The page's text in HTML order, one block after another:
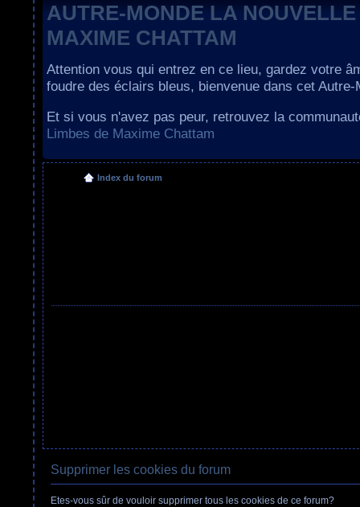
AUTRE-MONDE LA
MAXIME CHATTAM
Attention vous qui entrez en ce lieu, gardez votre
foudre des éclairs bleus, bienvenue dans cet Autre-
Et si vous n'avez pas peur, retrouvez la
Limbes de Maxime Chattam
Index du forum
Supprimer les cookies du forum
Etes-vous sûr de vouloir supprimer tous les cookies de ce forum?